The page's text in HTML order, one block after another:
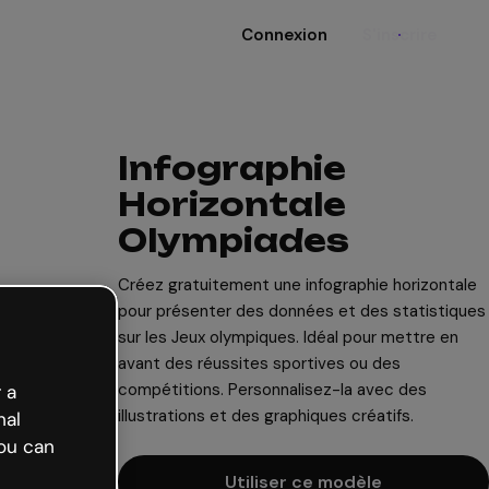
Connexion S'inscrire
Infographie
Horizontale
Olympiades
Créez gratuitement une infographie horizontale
pour présenter des données et des statistiques
sur les Jeux olympiques. Idéal pour mettre en
avant des réussites sportives ou des
compétitions. Personnalisez-la avec des
illustrations et des graphiques créatifs.
Utiliser ce modèle
a
can